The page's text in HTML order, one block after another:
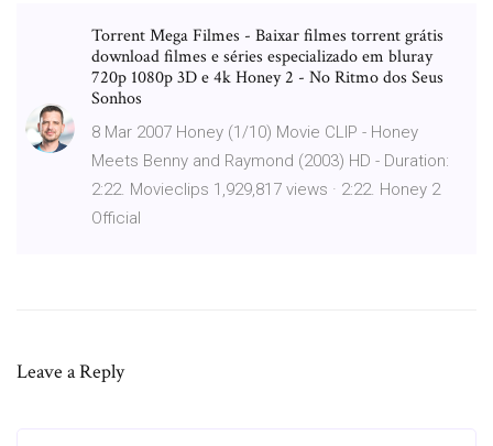
Torrent Mega Filmes - Baixar filmes torrent grátis
download filmes e séries especializado em bluray
720p 1080p 3D e 4k Honey 2 - No Ritmo dos Seus
Sonhos
8 Mar 2007 Honey (1/10) Movie CLIP - Honey
Meets Benny and Raymond (2003) HD - Duration:
2:22. Movieclips 1,929,817 views · 2:22. Honey 2
Official
Leave a Reply